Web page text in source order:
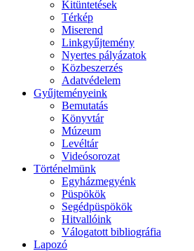
Kitüntetések
Térkép
Miserend
Linkgyűjtemény
Nyertes pályázatok
Közbeszerzés
Adatvédelem
Gyűjteményeink
Bemutatás
Könyvtár
Múzeum
Levéltár
Videósorozat
Történelmünk
Egyházmegyénk
Püspökök
Segédpüspökök
Hitvallóink
Válogatott bibliográfia
Lapozó